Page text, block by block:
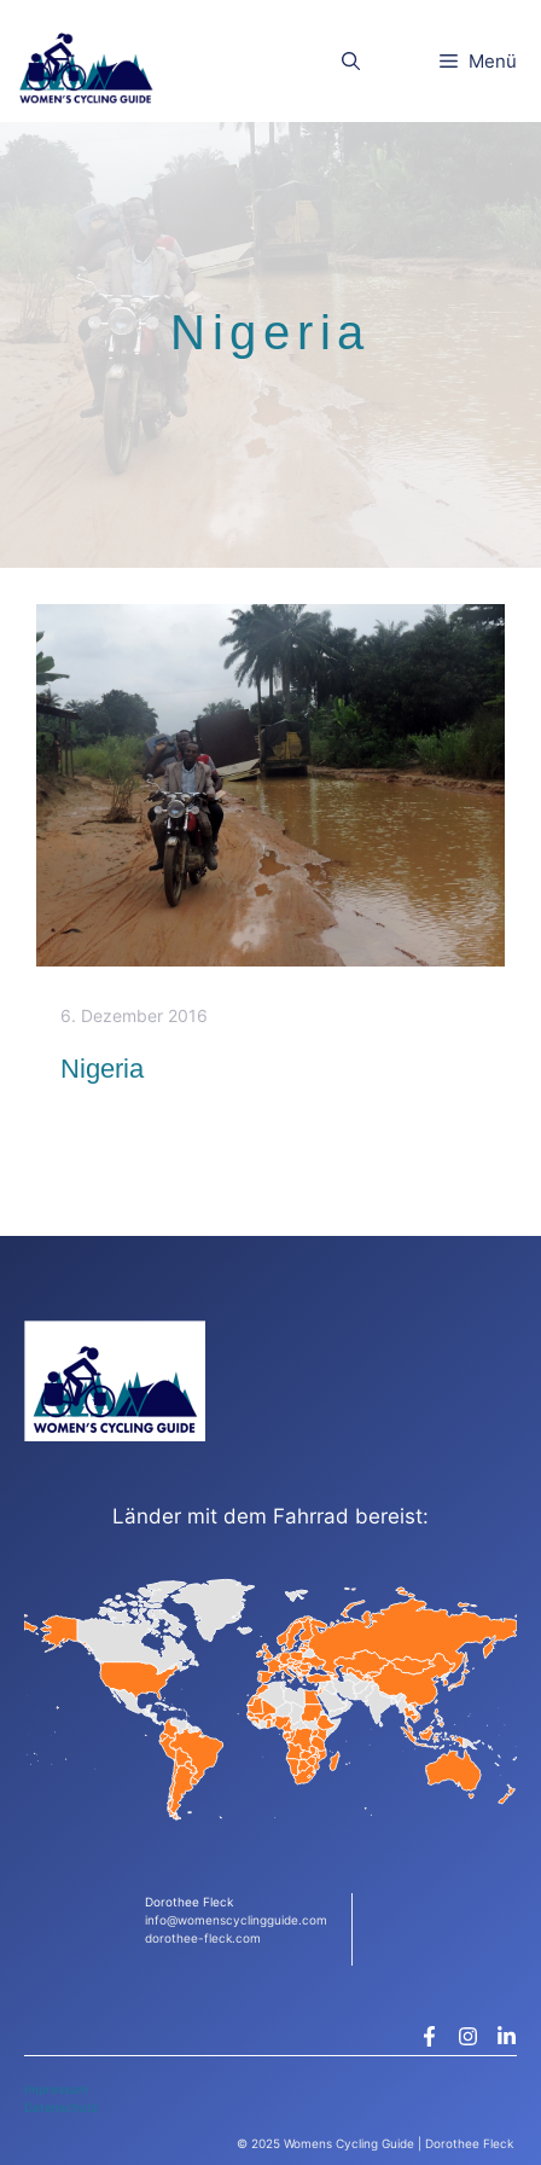
Inhalt
springen
Menü
Nigeria
6. Dezember 2016
Nigeria
Länder mit dem Fahrrad bereist:
Dorothee Fleck
info@womenscyclingguide.com
dorothee-fleck.com
Impressum
Datenschutz
© 2025 Womens Cycling Guide | Dorothee Fleck